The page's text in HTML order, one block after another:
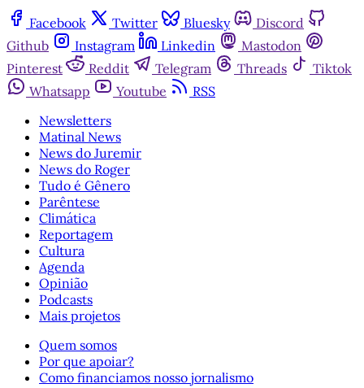
Facebook Twitter Bluesky
Discord
Github
Instagram Linkedin
Mastodon
Pinterest
Reddit Telegram Threads
Tiktok
Whatsapp
Youtube
RSS
Newsletters
Matinal News
News do Juremir
News do Roger
Tudo é Gênero
Parêntese
Climática
Reportagem
Cultura
Agenda
Opinião
Podcasts
Mais projetos
Quem somos
Por que apoiar?
Como financiamos nosso jornalismo